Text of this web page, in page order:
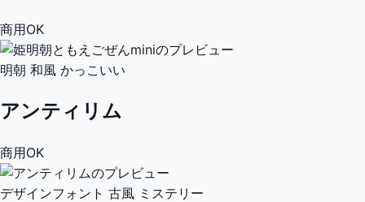
商用OK
明朝 和風 かっこいい
アンティリム
商用OK
デザインフォント 古風 ミステリー